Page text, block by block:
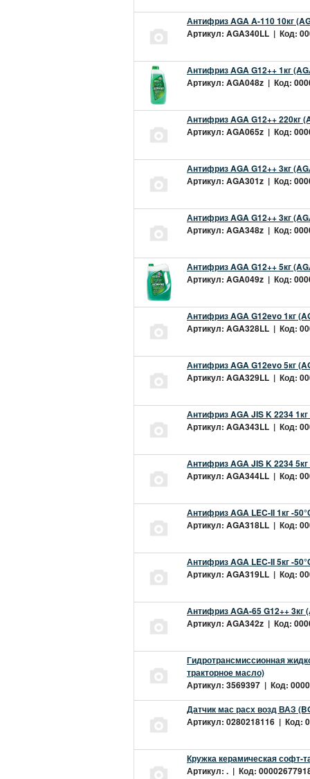
Антифриз AGA A-110 10кг
Артикул: AGA340LL | Код:
Антифриз AGA G12++ 1кг
Артикул: AGA048z | Код:
Антифриз AGA G12++ 220кг
Артикул: AGA065z | Код:
Антифриз AGA G12++ 3кг
Артикул: AGA301z | Код:
Антифриз AGA G12++ 3кг
Артикул: AGA348z | Код:
Антифриз AGA G12++ 5кг
Артикул: AGA049z | Код:
Антифриз AGA G12evo 1кг
Артикул: AGA328LL | Код:
Антифриз AGA G12evo 5кг
Артикул: AGA329LL | Код:
Антифриз AGA JIS K 2234
Артикул: AGA343LL | Код:
Антифриз AGA JIS K 2234
Артикул: AGA344LL | Код:
Антифриз AGA LEC-II 1кг -
Артикул: AGA318LL | Код:
Антифриз AGA LEC-II 5кг -
Артикул: AGA319LL | Код:
Антифриз AGA-65 G12++ 3кг
Артикул: AGA342z | Код:
Гидротрансмиссионная
тракторное масло)
Артикул: 3569397 | Код:
Датчик мас расх возд ВАЗ
Артикул: 0280218116 | Код:
Кружка керамическая софт-
Артикул: . | Код: